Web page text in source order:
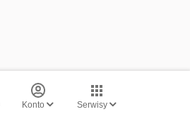
Konto Serwisy